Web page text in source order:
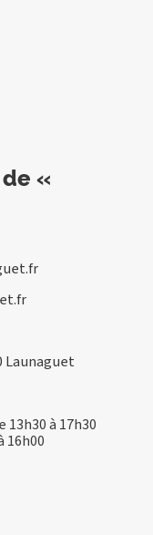
«
Launaguet
13h30 à 17h30
16h00